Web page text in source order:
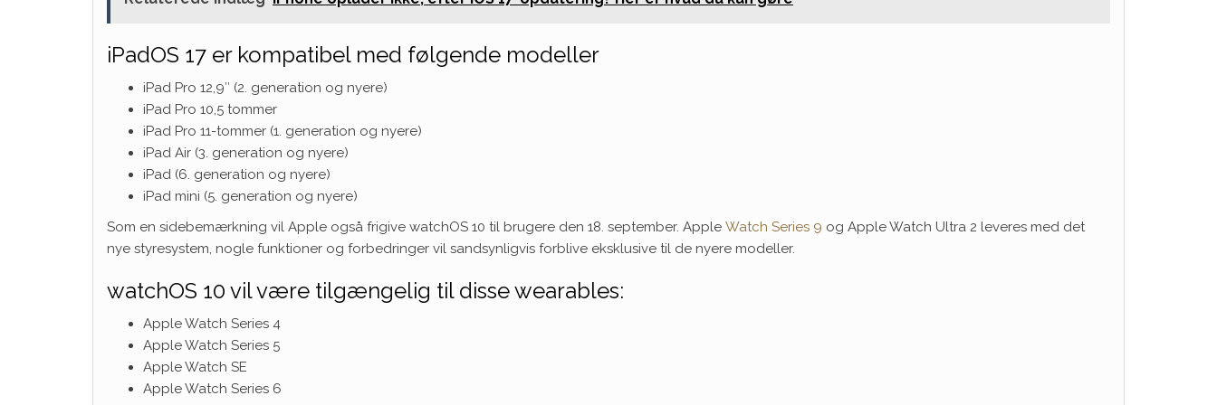
iPadOS 17 er kompatibel med følgende modeller
iPad Pro 12,9″ (2. generation og nyere)
iPad Pro 10,5 tommer
iPad Pro 11-tommer (1. generation og nyere)
iPad Air (3. generation og nyere)
iPad (6. generation og nyere)
iPad mini (5. generation og nyere)
Som en sidebemærkning vil Apple også frigive watchOS 10 til brugere den 18. september. Apple Watch Series 9 og Apple Watch Ultra 2 leveres med det
nye styresystem, nogle funktioner og forbedringer vil sandsynligvis forblive eksklusive til de nyere modeller.
watchOS 10 vil være tilgængelig til disse wearables:
Apple Watch Series 4
Apple Watch Series 5
Apple Watch SE
Apple Watch Series 6